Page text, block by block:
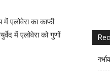
एलोवेरा का काफी
में एलोवेरा को गुणों